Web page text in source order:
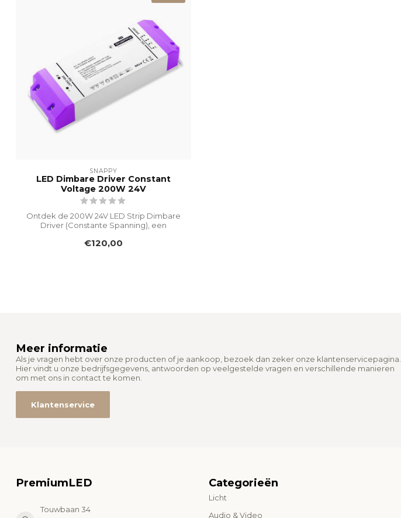
SNAPPY
LED Dimbare Driver Constant
Voltage 200W 24V
Ontdek de 200W 24V LED Strip Dimbare
Driver (Constante Spanning), een
€120,00
Meer informatie
Als je vragen hebt over onze producten of je aankoop, bezoek dan zeker onze klantenservicepagina.
Hier vindt u onze bedrijfsgegevens, antwoorden op veelgestelde vragen en verschillende manieren
om met ons in contact te komen.
Klantenservice
PremiumLED
Touwbaan 34
Categorieën
Licht
Audio & Video